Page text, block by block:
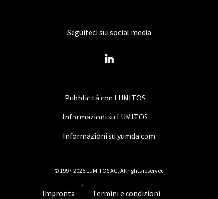
Pubblicità con LUMITOS
Informazioni su LUMITOS
Informazioni su yumda.com
Impronta Termini e condizioni
Seguiteci sui social media
© 1997-2026 LUMITOS AG, All rights reserved